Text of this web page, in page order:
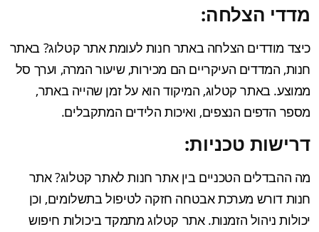
מדדי הצלחה:
כיצד מודדים הצלחה באתר חנות לעומת אתר קטלוג? באתר
חנות, המדדים העיקריים הם מכירות, שיעור המרה, וערך סל
ממוצע. באתר קטלוג, המיקוד הוא על זמן שהייה באתר,
מספר הדפים הנצפים, ואיכות הלידים המתקבלים.
דרישות טכניות:
מה ההבדלים הטכניים בין אתר חנות לאתר קטלוג? אתר
חנות דורש מערכת אבטחה חזקה לטיפול בתשלומים, וכן
יכולות ניהול הזמנות. אתר קטלוג מתמקד ביכולות חיפוש